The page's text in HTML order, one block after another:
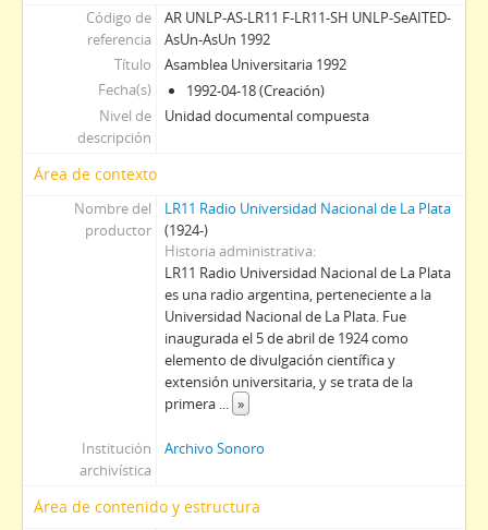
Código de
referencia
AR UNLP-AS-LR11 F-LR11-SH UNLP-SeAITED-
AsUn-AsUn 1992
Título
Asamblea Universitaria 1992
Fecha(s)
1992-04-18 (Creación)
Nivel de
descripción
Unidad documental compuesta
Área de contexto
Nombre del
productor
LR11 Radio Universidad Nacional de La Plata
(1924-)
Historia administrativa
LR11 Radio Universidad Nacional de La Plata
es una radio argentina, perteneciente a la
Universidad Nacional de La Plata. Fue
inaugurada el 5 de abril de 1924 como
elemento de divulgación científica y
extensión universitaria, y se trata de la
primera ... »
Institución
archivística
Archivo Sonoro
Área de contenido y estructura